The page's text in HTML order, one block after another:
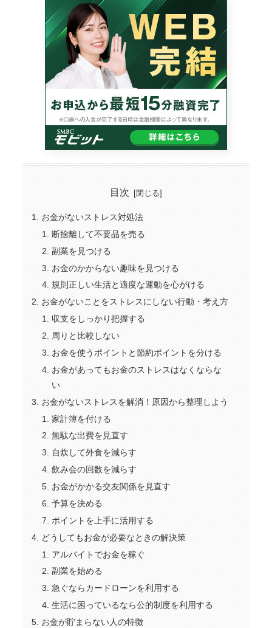
目次
お金がないストレス対処法
断捨離して不要品を売る
副業を見つける
お金のかからない趣味を見つける
規則正しい生活と適度な運動を心がける
お金がないことをストレスにしない行動・考え方
収支をしっかり把握する
周りと比較しない
お金を使うポイントと節約ポイントを分ける
お金があってもお金のストレスはなくならな
い
お金がないストレスを解消！原因から整理しよう
家計簿を付ける
無駄な出費を見直す
自炊して外食を減らす
飲み会の回数を減らす
お金がかかる交友関係を見直す
予算を決める
ポイントを上手に活用する
どうしてもお金が必要なときの解決策
アルバイトでお金を稼ぐ
副業を始める
急ぐならカードローンを利用する
生活に困っているなら公的制度を利用する
お金が貯まらない人の特徴